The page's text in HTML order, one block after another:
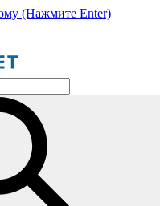
(Нажмите Enter)